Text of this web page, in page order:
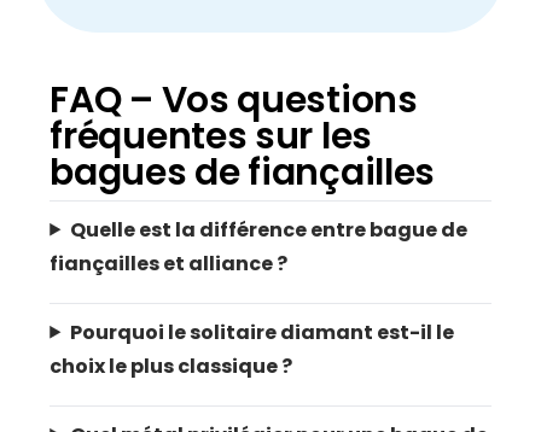
FAQ – Vos questions
fréquentes sur les
bagues de fiançailles
Quelle est la différence entre bague de
fiançailles et alliance ?
Pourquoi le solitaire diamant est-il le
choix le plus classique ?